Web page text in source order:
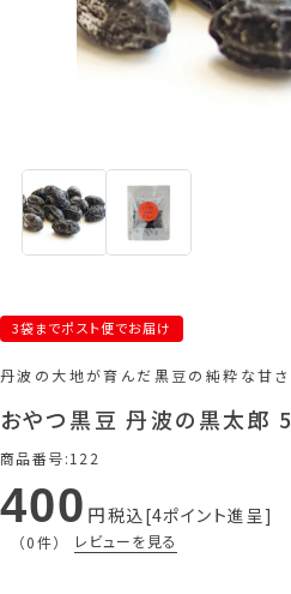
3袋までポスト便でお届け
丹波の大地が育んだ黒豆の純粋な甘さ
おやつ黒豆 丹波の黒太郎
商品番号 122
400 税込 4ポイント進呈
（0件） レビューを見る